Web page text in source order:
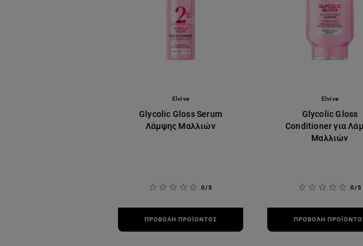
Elvive
Glycolic Gloss Serum
Λάμψης Μαλλιών
0/5
ΠΡΟΒΟΛΉ ΠΡΟΪΌΝΤΟΣ
Elvive
Glycolic Gloss
Conditioner για
Μαλλιών
0/5
ΠΡΟΒΟΛΉ